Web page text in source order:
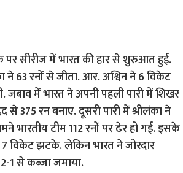
पर सीरीज में भारत की हार से शुरुआत हुई.
ने 63 रनों से जीता. आर. अश्विन ने 6 विकेट
जबाव में भारत ने अपनी पहली पारी में शिखर
375 रन बनाए. दूसरी पारी में श्रीलंका ने
भारतीय टीम 112 रनों पर ढेर हो गई. इसके
7 विकेट झटके. लेकिन भारत ने जोरदार
1 से कब्जा जमाया.